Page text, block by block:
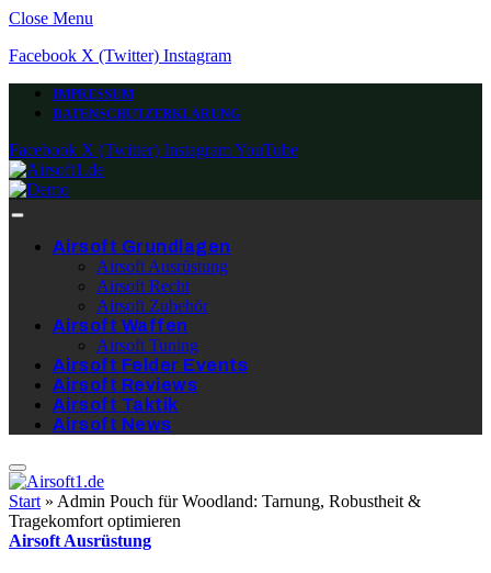
Close Menu
Facebook X (Twitter) Instagram
IMPRESSUM
DATENSCHUTZERKLÄRUNG
Facebook X (Twitter) InstagramYouTube
Airsoft Grundlagen
Airsoft Ausrüstung
Airsoft Recht
Airsoft Zubehör
Airsoft Waffen
Airsoft Tuning
Airsoft Felder Events
Airsoft Reviews
Airsoft Taktik
Airsoft News
Start » Admin Pouch für Woodland: Tarnung, Robustheit &
Tragekomfort optimieren
Airsoft Ausrüstung